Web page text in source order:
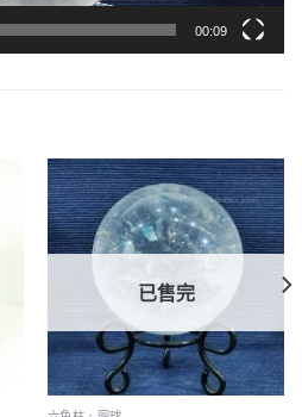
00:09
已售完